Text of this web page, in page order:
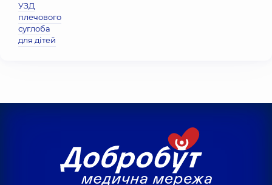
УЗД
плечового
суглоба
для дітей